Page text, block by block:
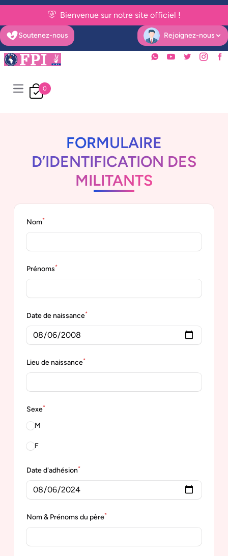
Bienvenue sur notre site officiel !
Soutenez-nous Open user menu
Rejoignez-nous
Open main menu
0
FORMULAIRE
D’IDENTIFICATION DES
MILITANTS
Nom*
Prénoms*
Date de naissance*
Lieu de naissance*
Sexe*
M
F
Date d'adhésion*
Nom & Prénoms du père*